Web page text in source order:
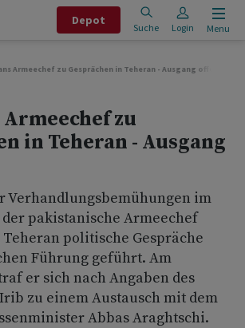
Depot
Suche Login Menu
Armeechef zu Gesprächen in Teheran - Ausgang offen
zu
in Teheran - Ausgang
Verhandlungsbemühungen im
pakistanische Armeechef
politische Gespräche
Führung geführt. Am
er sich nach Angaben des
zu einem Austausch mit dem
Abbas Araghtschi.